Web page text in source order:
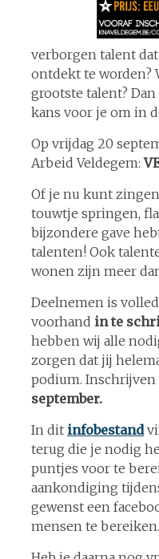
verborgen talent
ontdekt te worden?
grootste talent?
kans voor je om in
Op vrijdag 20
Arbeid Veldegem:
Of je nu kunt
touwtje springen,
bijzondere gave
talenten! Ook
wonen zijn meer
Deelnemen is
voorhand in te
hebben wij alle
zorgen dat jij
podium.
september.
In dit infobestand
terug die je nodig
puntjes voor te
aankondiging
gewenst een
mensen te bereiken.